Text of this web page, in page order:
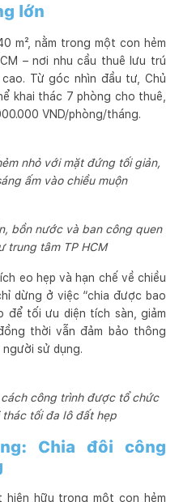
lớn
m², nằm trong một con hẻm
– nơi nhu cầu thuê lưu trú
Từ góc nhìn đầu tư, Chủ
khai thác 7 phòng cho thuê,
VND/phòng/tháng.
nhỏ với mặt đứng tối giản,
ấm vào chiều muộn
bồn nước và ban công quen
trung tâm TP HCM
eo hẹp và hạn chế về chiều
dừng ở việc “chia được bao
để tối ưu diện tích sàn, giảm
thời vẫn đảm bảo thông
sử dụng.
công trình được tổ chức
thác tối đa lô đất hẹp
Chia đôi công
hữu trong một con hẻm